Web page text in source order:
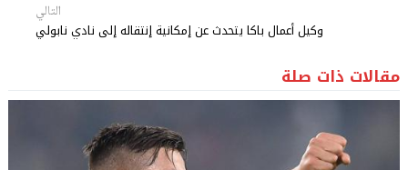
التالي
وكيل أعمال باكا يتحدث عن إمكانية إنتقاله إلى نادي نابولي
مقالات ذات صلة